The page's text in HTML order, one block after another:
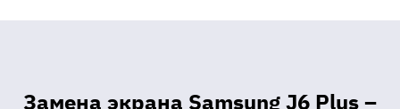
Замена экрана Samsung J6 Plus –